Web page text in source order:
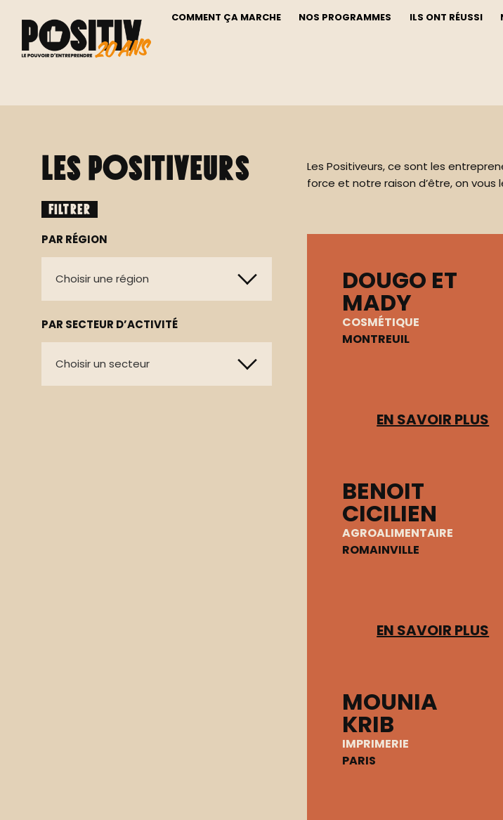
COMMENT ÇA MARCHE NOS PROGRAMMES ILS ONT RÉUSSI
Les positiveurs
FILTRER
PAR RÉGION
Choisir une région
PAR SECTEUR D’ACTIVITÉ
Choisir un secteur
Les Positiveurs, ce sont les
force et notre raison d’être, on vous
DOUGO ET
MADY
COSMÉTIQUE
MONTREUIL
EN SAVOIR PLUS
BENOIT
CICILIEN
AGROALIMENTAIRE
ROMAINVILLE
EN SAVOIR PLUS
MOUNIA
KRIB
IMPRIMERIE
PARIS